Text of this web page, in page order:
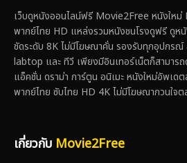
เว็บดูหนังออนไลน์ฟรี Movie2Free หนังให
พากย์ไทย HD แหล่งรวมหนังชนโรงดูฟรี ดูห
ชัดระดับ 8K ไม่มีโฆษณาคั่น รองรับทุกอุปกร
labtop และ ทีวี เพียงมีอินเทอร์เน็ตก็สามาร
แอ็คชั่น ดราม่า การ์ตูน อนิเมะ หนังใหม่อัพเด
พากย์ไทย ซับไทย HD 4K ไม่มีโฆษณากวนใจ
เกี่ยวกับ Movie2Free